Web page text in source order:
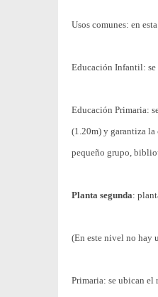
Usos comunes: en
Educación Infantil: se
Educación Primaria:
(1.20m) y garantiza
pequeño grupo,
Planta segunda:
(En este nivel no hay
Primaria: se ubican el